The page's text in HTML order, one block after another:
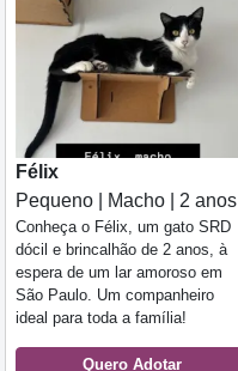
Félix
Pequeno | Macho | 2 anos
Conheça o Félix, um gato SRD
dócil e brincalhão de 2 anos, à
espera de um lar amoroso em
São Paulo. Um companheiro
ideal para toda a família!
Quero Adotar